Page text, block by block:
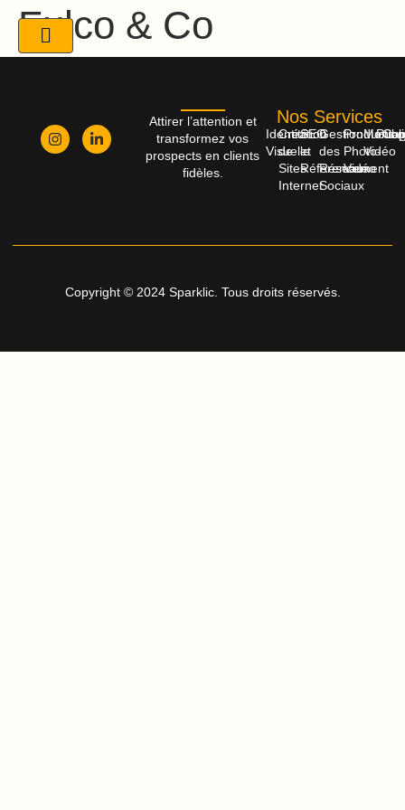
Fulco & Co
Nos Services
Identité
Visuelle
Création
de
Sites
Internet
SEO
et
Référencement
Gestion
des
Réseaux
Sociaux
Production
Photo-
Vidéo
Vidéo
Attirer l’attention et
transformez vos
prospects en clients
fidèles.
Copyright © 2024 Sparklic. Tous droits réservés.